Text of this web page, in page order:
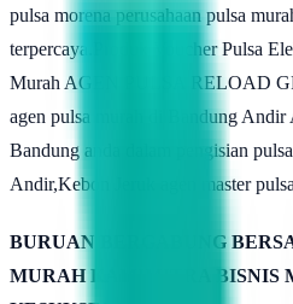
pulsa morena perusahaan pulsa
terpercaya.Produk Voucher Pulsa
Murah AGEN PULSA RELOAD
agen pulsa murah di Bandung Andir
Bandung anda dalam pengisian
Andir,Kebon Jeruk agen master
BURUAN BERGABUNG
MURAH KAMIMITRA BISNIS